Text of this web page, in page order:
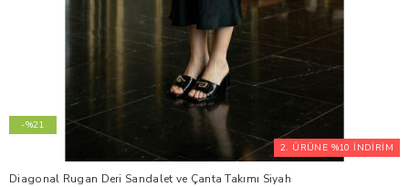
2. ÜRÜNE %10 İNDİRİM
-%21
Diagonal Rugan Deri Sandalet ve Çanta Takımı Siyah